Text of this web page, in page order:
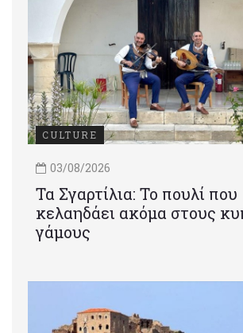
CULTURE
03/08/2026
Τα Σγαρτίλια: Το πουλί που
κελαηδάει ακόμα στους
γάμους